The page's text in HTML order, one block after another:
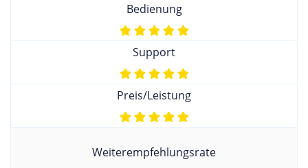
Bedienung
Support
Preis/Leistung
Weiterempfehlungsrate